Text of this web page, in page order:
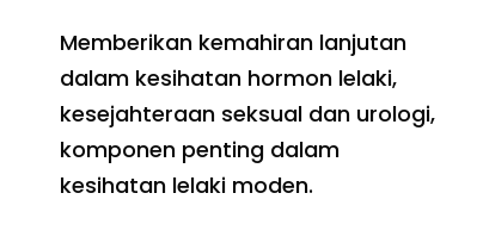
Memberikan kemahiran lanjutan
dalam kesihatan hormon lelaki,
kesejahteraan seksual dan urologi,
komponen penting dalam
kesihatan lelaki moden.